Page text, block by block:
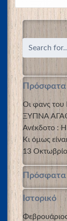
Οι φανς του
ΞΥΠΝΑ
Ανέκδοτο : Η
Κι όμως
13
Πρόσφατα
Ιστορικό